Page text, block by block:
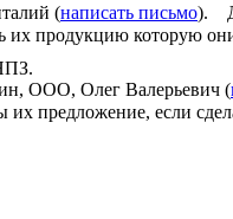
(написать письмо).
их продукцию которую
ООО, Олег Валерьевич (
их предложение, если